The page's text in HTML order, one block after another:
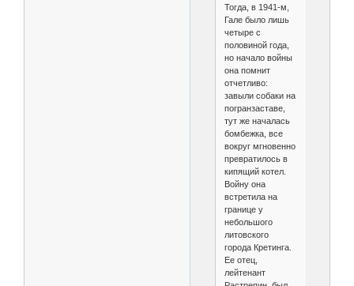
Тогда, в 1941-м,
Гале было лишь
четыре с
половиной года,
но начало войны
она помнит
отчетливо:
завыли собаки на
погранзаставе,
тут же началась
бомбежка, все
вокруг мгновенно
превратилось в
кипящий котел.
Войну она
встретила на
границе у
небольшого
литовского
города Кретинга.
Ее отец,
лейтенант